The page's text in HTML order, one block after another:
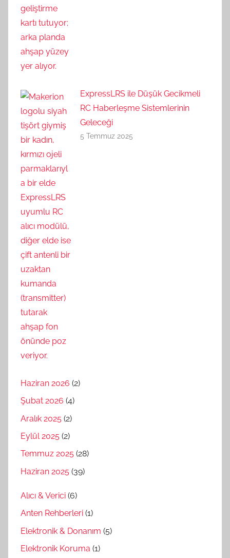
ExpressLRS ile Düşük Gecikmeli
RC Haberleşme Sistemlerinin
Geleceği
5 Temmuz 2025
Haziran 2026 (2)
Şubat 2026 (4)
Aralık 2025 (2)
Eylül 2025 (2)
Temmuz 2025 (28)
Haziran 2025 (39)
Alıcı & Verici (6)
Anten Rehberleri (1)
Elektronik & Donanım (5)
Elektronik Koruma (1)